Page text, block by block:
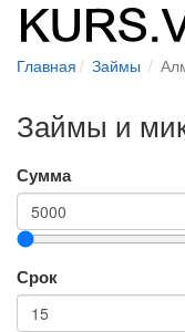
Главная Займы
Займы и
Сумма
Срок